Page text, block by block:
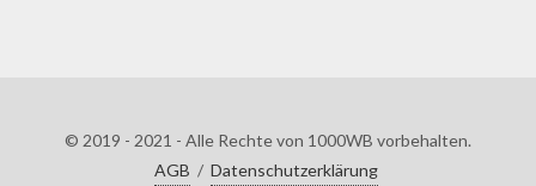
© 2019 - 2021 - Alle Rechte von 1000WB vorbehalten.
AGB / Datenschutzerklärung